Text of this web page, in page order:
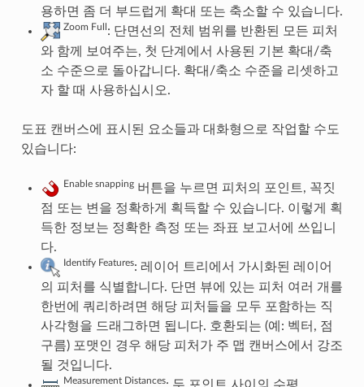
용하면 좀 더 부드럽게 확대 또는 축소할 수 있습니다.
Zoom Full : 단면선의 전체 범위를 반환된 모든 피처
와 함께 보여주는, 첫 단계에서 사용된 기본 확대/축
소 수준으로 돌아갑니다. 확대/축소 수준을 리셋하고
자 할 때 사용하십시오.
도표 캔버스에 표시된 요소들과 대화형으로 작업할 수도
있습니다:
Enable snapping버튼을 누르면 피처의 포인트, 꼭짓
점 또는 변을 정확하게 획득할 수 있습니다. 이렇게 획
득한 정보는 정확한 측정 또는 좌표 보고서에 쓰입니
다.
Identify Features: 레이어 트리에서 가시화된 레이어
의 피처를 식별합니다. 단면 뷰에 있는 피처 여러 개를
한번에 쿼리하려면 해당 피처들을 모두 포함하는 직
사각형을 드래그하면 됩니다. 호환되는 (예: 벡터, 점
구름) 포맷인 경우 해당 피처가 주 맵 캔버스에서 강조
될 것입니다.
Measurement Distances